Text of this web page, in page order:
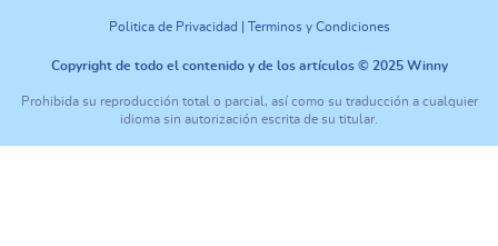
Politica de Privacidad | Terminos y Condiciones
Copyright de todo el contenido y de los artículos © 2025 Winny
Prohibida su reproducción total o parcial, así como su traducción a cualquier
idioma sin autorización escrita de su titular.